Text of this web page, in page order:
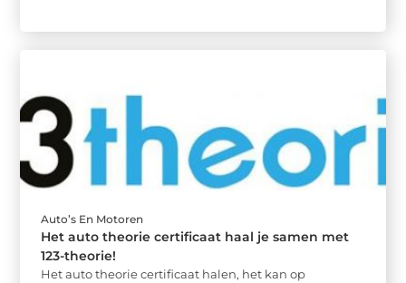
Auto’s En Motoren
Het auto theorie certificaat haal je samen met
123-theorie!
Het auto theorie certificaat halen, het kan op